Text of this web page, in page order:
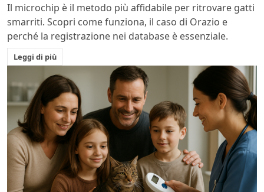
Il microchip è il metodo più affidabile per ritrovare gatti
smarriti. Scopri come funziona, il caso di Orazio e
perché la registrazione nei database è essenziale.
Leggi di più